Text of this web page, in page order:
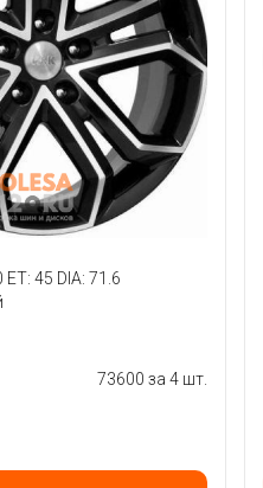
45 DIA: 71.6
73600 за 4 шт.